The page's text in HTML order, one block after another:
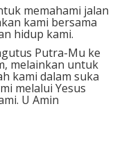
memahami jalan
kami bersama
hidup kami.⁣
Putra-Mu ke
melainkan untuk
kami dalam suka
melalui Yesus
U Amin⁣